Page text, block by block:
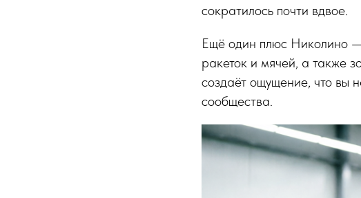
сократилось почти вдвое.
Ещё один плюс Николино —
ракеток и мячей, а также
создаёт ощущение, что вы
сообщества.